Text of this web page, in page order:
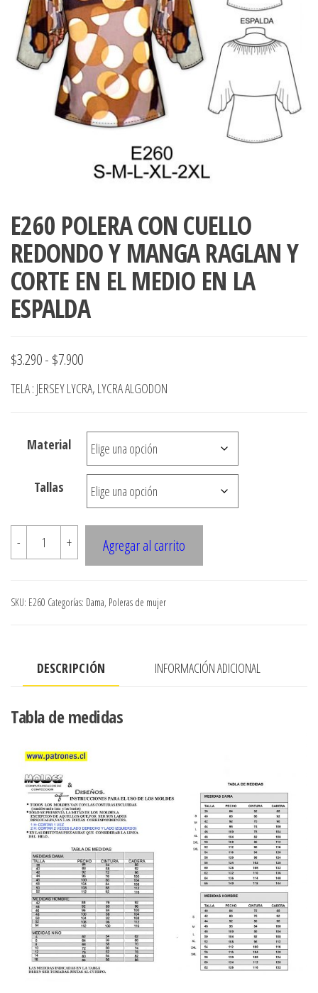
accumark ,
pdf , Moldes
Gerber ,
Graduaciones,
Digitalización
accumark,
Moldes en
pdf, Moldes
Accumark
Gerber,
Santiago-
E260 POLERA CON CUELLO
REDONDO Y MANGA RAGLAN Y
CORTE EN EL MEDIO EN LA
ESPALDA
$3.290- $7.900Rango
de
desde
$3.290
hasta
$7.900
TELA : JERSEY LYCRA, LYCRA ALGODON
Material
Tallas
-
E260
POLERA
CUELLO
REDONDO
RAGLAN
CORTE
EL
MEDIO
EN
LA
ESPALDA
cantidad
+ Agregar al carrito
SKU: E260 Categorías: Dama, Poleras de mujer
DESCRIPCIÓN INFORMACIÓN ADICIONAL
Tabla de medidas